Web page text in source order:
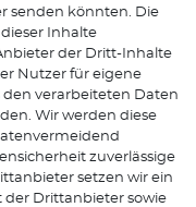
senden könnten. Die
Inhalte
der Dritt-Inhalte
Nutzer für eigene
den verarbeiteten Daten
Wir werden diese
zuverlässige
setzen wir ein
Drittanbieter sowie